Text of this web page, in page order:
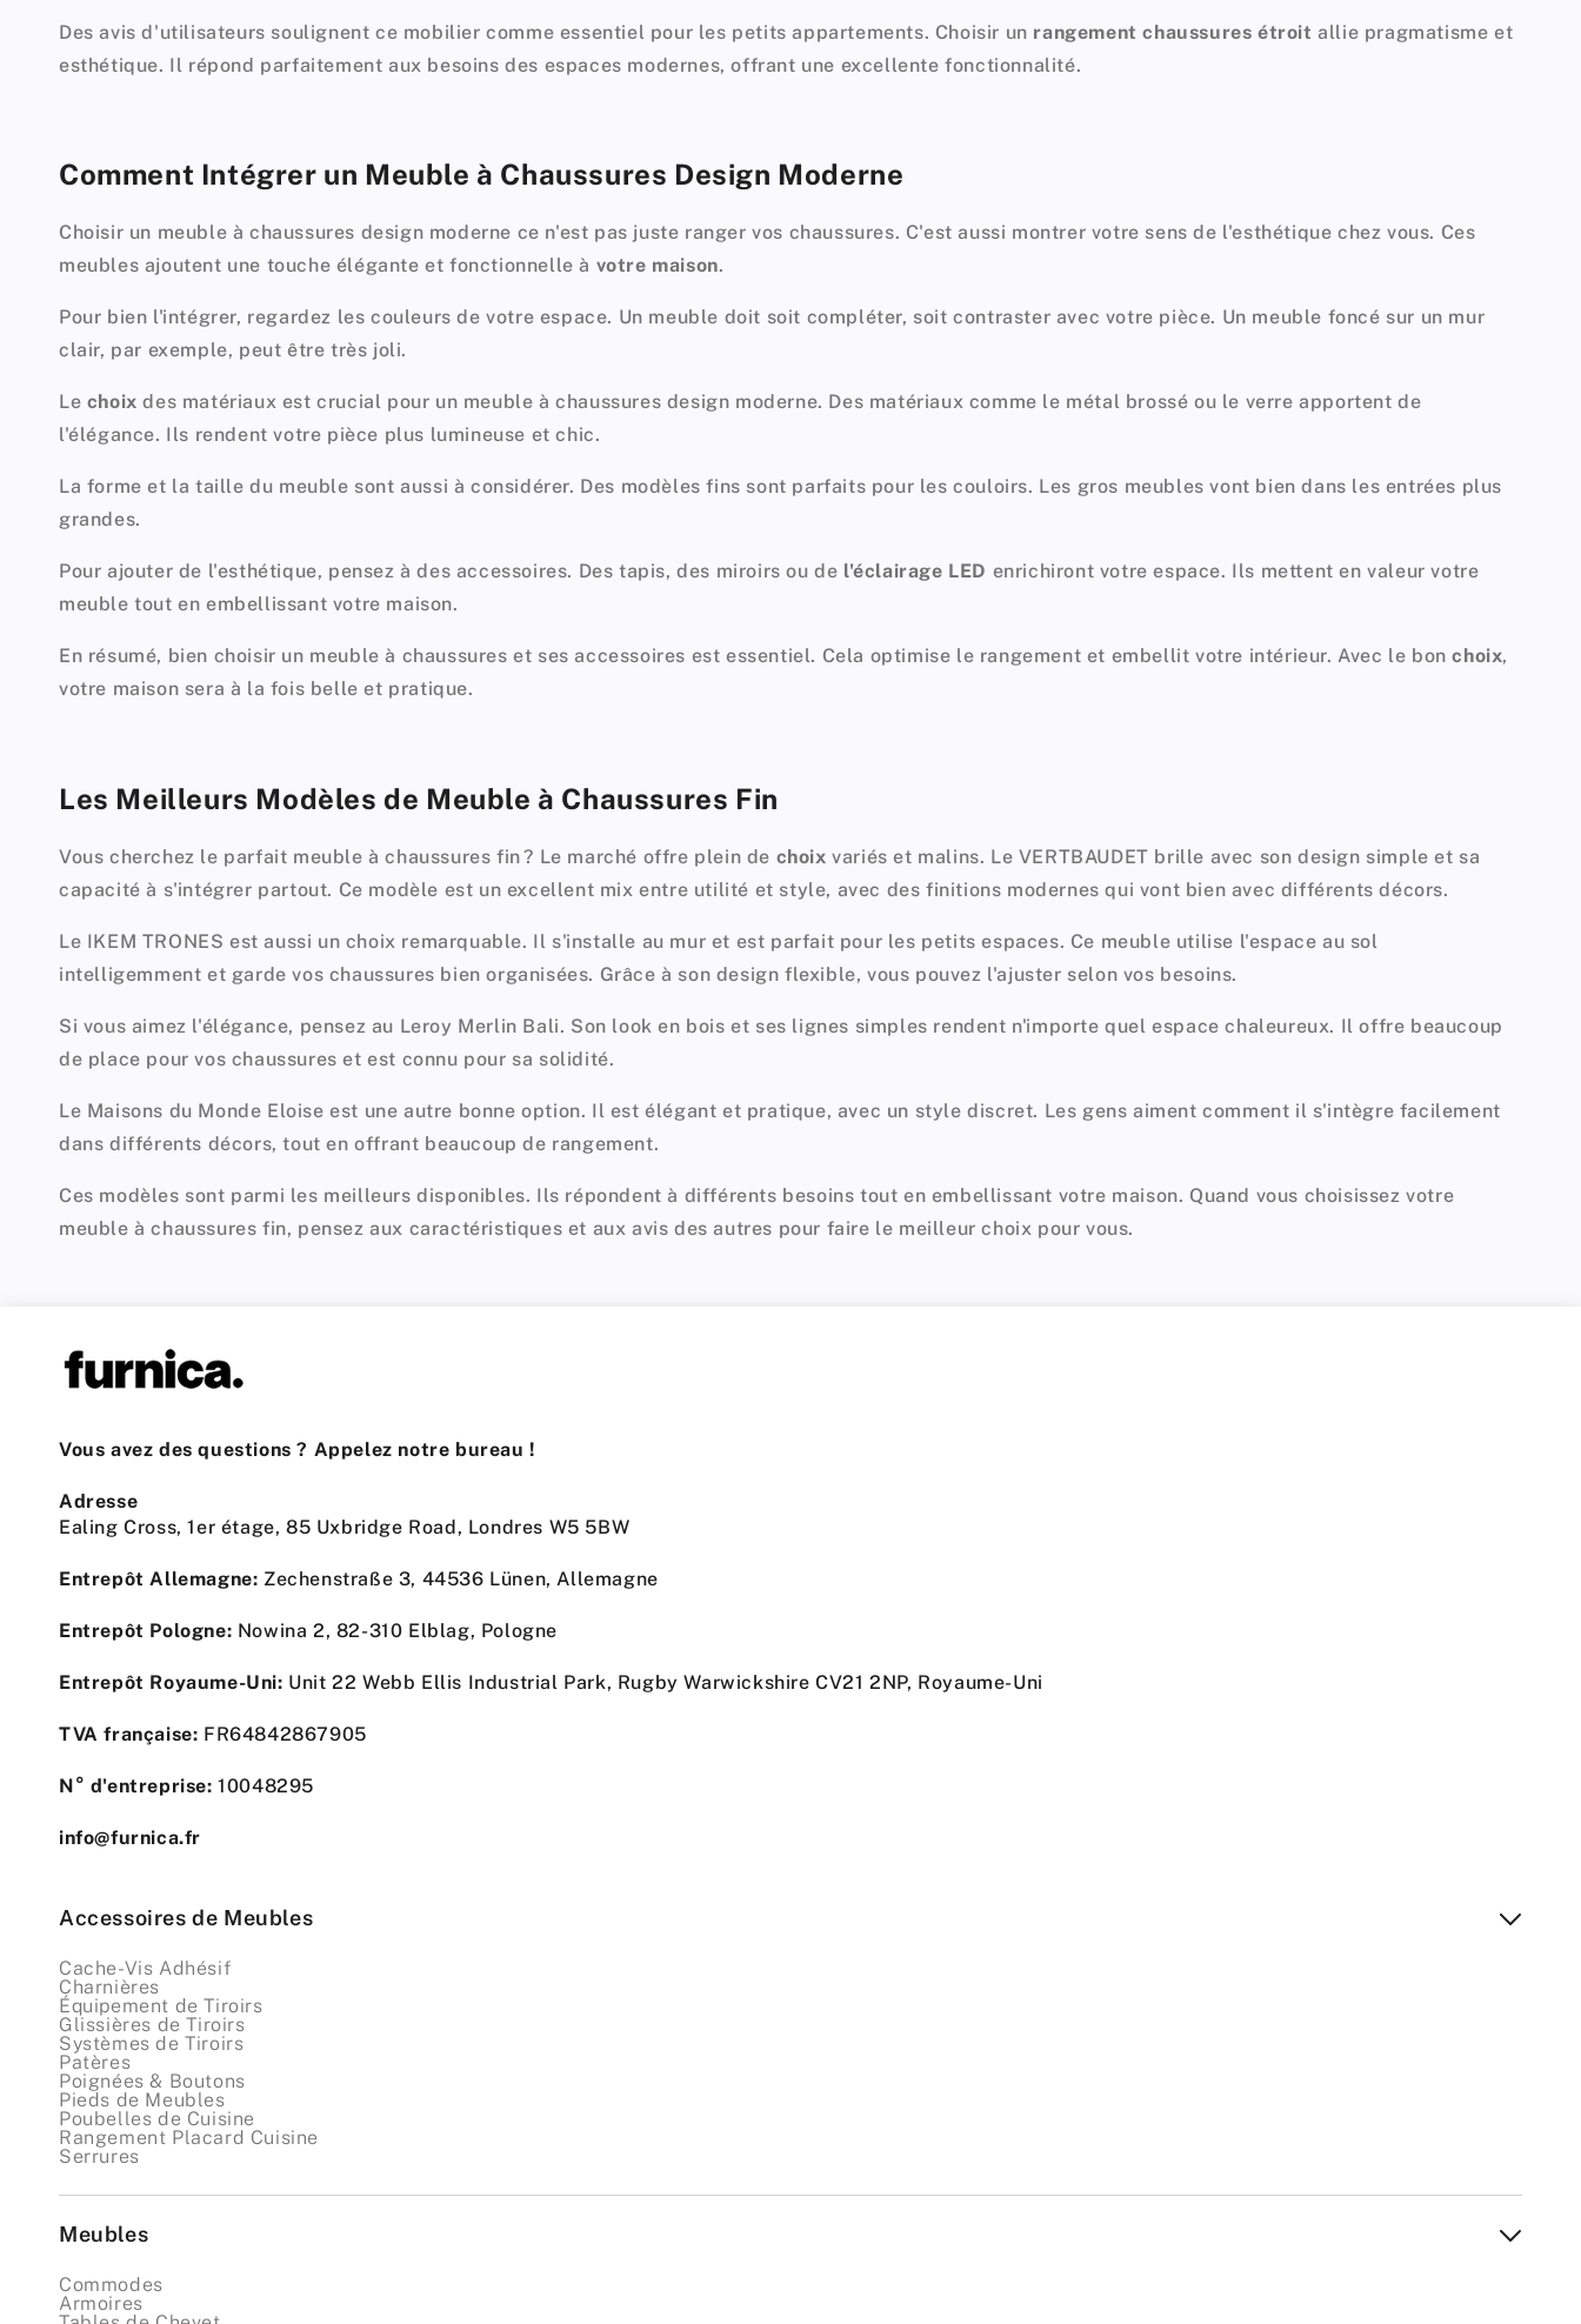
Des avis d'utilisateurs soulignent ce mobilier comme essentiel pour les petits appartements. Choisir un rangement chaussures étroit allie pragmatisme et
esthétique. Il répond parfaitement aux besoins des espaces modernes, offrant une excellentefonctionnalité.
Comment Intégrer un Meuble à Chaussures Design Moderne
Choisir un meuble à chaussures design moderne ce n'est pas juste ranger vos chaussures. C'est aussi montrer votre sens de l'esthétique chez vous. Ces
meubles ajoutent une touche élégante et fonctionnelle à votre maison.
Pour bien l'intégrer, regardez les couleurs de votre espace. Un meuble doit soit compléter, soit contraster avec votre pièce. Un meuble foncé sur un mur
clair, par exemple, peut être très joli.
Le choix des matériaux est crucial pour un meuble à chaussures design moderne. Des matériaux comme le métal brossé ou le verre apportent de
l'élégance. Ils rendent votre pièce plus lumineuse et chic.
La forme et la taille du meuble sont aussi à considérer. Des modèles fins sont parfaits pour les couloirs. Les gros meubles vont bien dans les entrées plus
grandes.
Pour ajouter de l'esthétique, pensez à des accessoires. Des tapis, des miroirs ou de l'éclairage LED enrichiront votre espace. Ils mettent en valeur votre
meuble tout en embellissant votre maison.
En résumé, bien choisir un meuble à chaussures et ses accessoires est essentiel. Cela optimise le rangement et embellit votre intérieur. Avec le bonchoix,
votre maison sera à la fois belle et pratique.
Les Meilleurs Modèles de Meuble à Chaussures Fin
Vous cherchez le parfait meuble à chaussures fin ? Le marché offre plein de choix variés et malins. Le VERTBAUDET brille avec son design simple et sa
capacité à s'intégrer partout. Ce modèle est un excellent mix entre utilité et style, avec des finitions modernes qui vont bien avec différents décors.
Le IKEM TRONES est aussi un choix remarquable. Il s'installe au mur et est parfait pour les petits espaces. Ce meuble utilise l'espace au sol
intelligemment et garde vos chaussures bien organisées. Grâce à son design flexible, vous pouvez l'ajuster selon vos besoins.
Si vous aimez l'élégance, pensez au Leroy Merlin Bali. Son look en bois et ses lignes simples rendent n'importe quel espace chaleureux. Il offre beaucoup
de place pour vos chaussures et est connu pour sa solidité.
Le Maisons du Monde Eloise est une autre bonne option. Il est élégant et pratique, avec un style discret. Les gens aiment comment il s'intègre facilement
dans différents décors, tout en offrant beaucoup de rangement.
Ces modèles sont parmi les meilleurs disponibles. Ils répondent à différents besoins tout en embellissant votre maison. Quand vous choisissez votre
meuble à chaussures fin, pensez aux caractéristiques et aux avis des autres pour faire le meilleur choix pour vous.
Vous avez des questions ? Appelez notre bureau !
Adresse
Ealing Cross, 1er étage, 85 Uxbridge Road, Londres W5 5BW
Entrepôt Allemagne: Zechenstraße 3, 44536 Lünen, Allemagne
Entrepôt Pologne: Nowina 2, 82-310 Elblag, Pologne
Entrepôt Royaume-Uni: Unit 22 Webb Ellis Industrial Park, Rugby Warwickshire CV21 2NP, Royaume-Uni
TVA française: FR64842867905
N° d'entreprise: 10048295
info@furnica.fr
Accessoires de Meubles
Cache-Vis Adhésif
Charnières
Équipement de Tiroirs
Glissières de Tiroirs
Systèmes de Tiroirs
Patères
Poignées & Boutons
Pieds de Meubles
Poubelles de Cuisine
Rangement Placard Cuisine
Serrures
Meubles
Commodes
Armoires